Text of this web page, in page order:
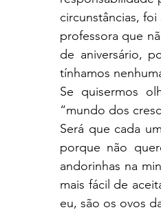
circunstâncias,
professora que
de aniversário,
tínhamos
Se quisermos
“mundo dos
Será que cada
porque não
andorinhas na
mais fácil de
eu, são os ovos